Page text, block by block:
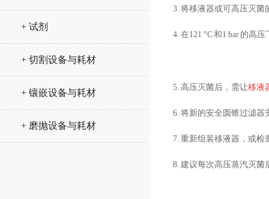
+ 试剂
+ 切割设备与耗材
+ 镶嵌设备与耗材
+ 磨抛设备与耗材
3.将移液器或可高压灭菌
4.在121 °C和 1 bar 的高压
5. 高压灭菌后，需让移液
6.将新的安全圆锥过滤器
7.重新组装移液器，或检
8.建议每次高压蒸汽灭菌